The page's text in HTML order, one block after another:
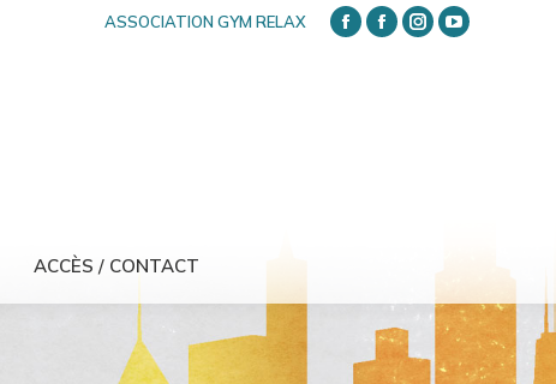
ASSOCIATION GYM RELAX
FACEBOOK
FACEBOOK
INSTAGRAM
YOUTUBE
ACCÈS / CONTACT